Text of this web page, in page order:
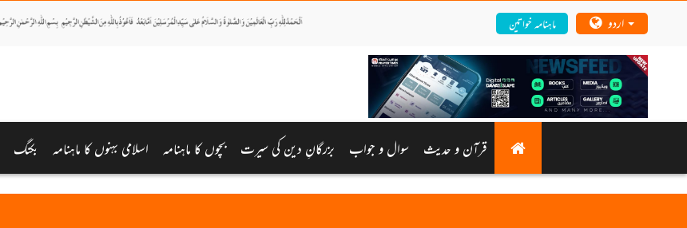
ماہنامہ خواتین
قرآن و حدیث سوال و جواب بزرگانِ دین کی سیرت بچوں کا ماہنامہ اسلامی بہنوں کا ماہنامہ بکنگ